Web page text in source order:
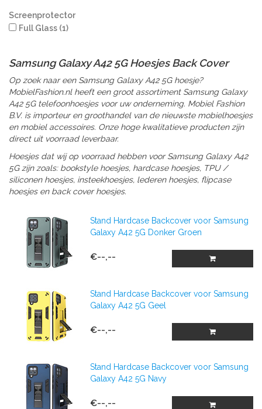
Screenprotector
Full Glass (1)
Samsung Galaxy A42 5G Hoesjes Back Cover
Op zoek naar een Samsung Galaxy A42 5G hoesje?
MobielFashion.nl heeft een groot assortiment Samsung Galaxy
A42 5G telefoonhoesjes voor uw onderneming. Mobiel Fashion
B.V. is importeur en groothandel van de nieuwste mobielhoesjes
en mobiel accessoires. Onze hoge kwalitatieve producten zijn
direct uit voorraad leverbaar.
Hoesjes dat wij op voorraad hebben voor Samsung Galaxy A42
5G zijn zoals: bookstyle hoesjes, hardcase hoesjes, TPU /
siliconen hoesjes, insteekhoesjes, lederen hoesjes, flipcase
hoesjes en back cover hoesjes.
Stand Hardcase Backcover voor Samsung
Galaxy A42 5G Donker Groen
€--,--
Stand Hardcase Backcover voor Samsung
Galaxy A42 5G Geel
€--,--
Stand Hardcase Backcover voor Samsung
Galaxy A42 5G Navy
€--,--